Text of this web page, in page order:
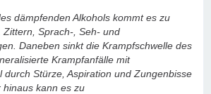
dämpfenden Alkohols kommt es zu
Zittern, Sprach-, Seh- und
Daneben sinkt die Krampfschwelle des
Krampfanfälle mit
durch Stürze, Aspiration und Zungenbisse
kann es zu